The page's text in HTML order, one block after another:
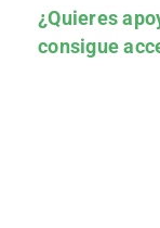
¿Quieres
consigue